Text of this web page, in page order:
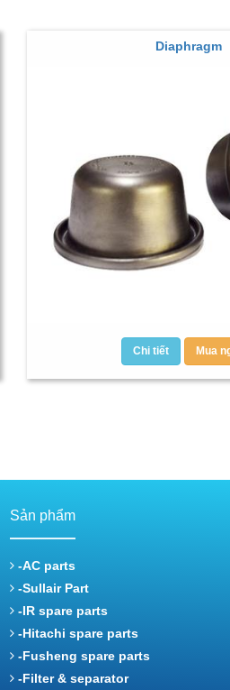
Diaphragm
Chi tiết Mua
Sản phẩm
-AC parts
-Sullair Part
-IR spare parts
-Hitachi spare parts
-Fusheng spare parts
-Filter & separator